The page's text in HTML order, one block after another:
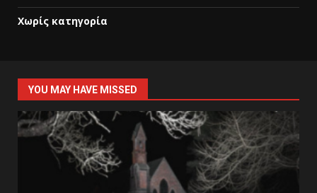
Χωρίς κατηγορία
YOU MAY HAVE MISSED